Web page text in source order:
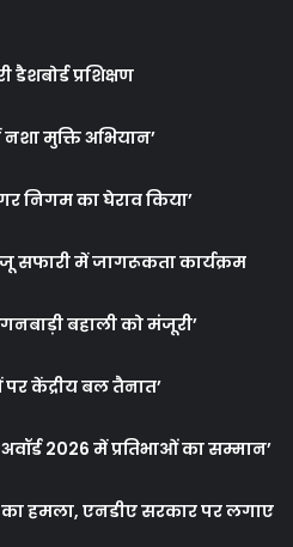
प्रशिक्षण
मुक्ति अभियान’
निगम का घेराव किया’
जू सफारी में जागरूकता कार्यक्रम
बहाली को मंजूरी’
केंद्रीय बल तैनात’
2026 में प्रतिभाओं का सम्मान’
हमला, एनडीए सरकार पर लगाए